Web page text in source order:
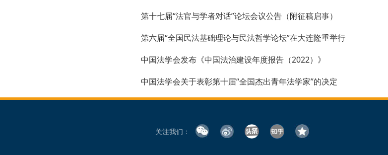
第十七届“法官与学者对话”论坛会议公告（附征稿启事）
第六届“全国民法基础理论与民法哲学论坛”在大连隆重举行
中国法学会发布《中国法治建设年度报告（2022）》
中国法学会关于表彰第十届“全国杰出青年法学家”的决定
关注我们：